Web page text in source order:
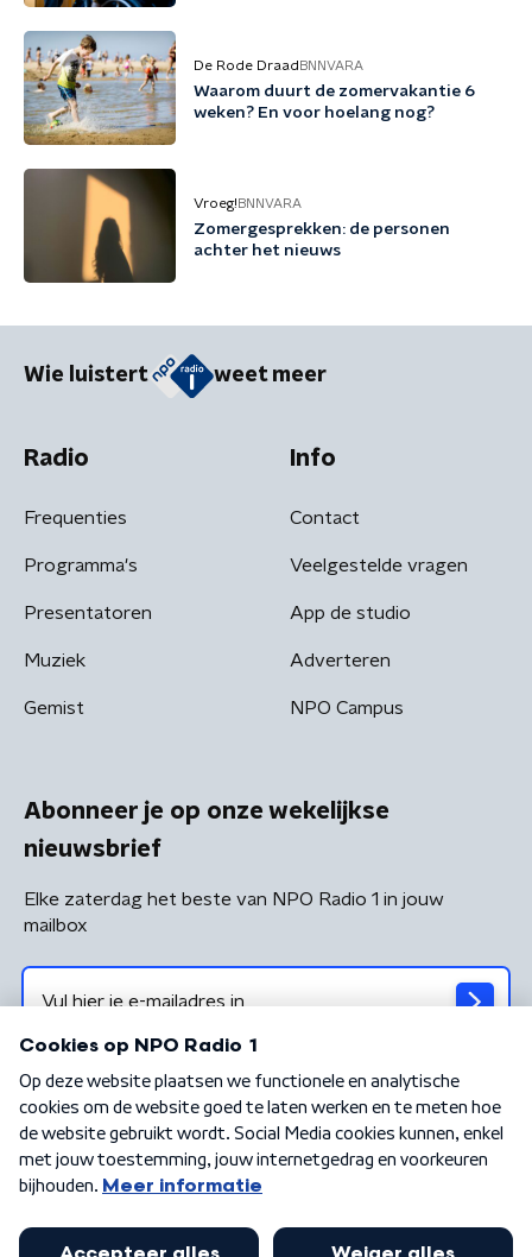
De Rode Draad BNNVARA
Waarom duurt de zomervakantie 6
weken? En voor hoelang nog?
Vroeg! BNNVARA
Zomergesprekken: de personen
achter het nieuws
Wie luistert weet meer
Radio
Frequenties
Programma's
Presentatoren
Muziek
Gemist
Info
Contact
Veelgestelde vragen
App de studio
Adverteren
NPO Campus
Abonneer je op onze wekelijkse
nieuwsbrief
Elke zaterdag het beste van NPO Radio 1 in jouw
mailbox
Algemene voorwaarden